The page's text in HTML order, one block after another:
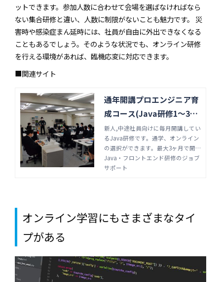
ットできます。参加人数に合わせて会場を選ばなければなら
ない集合研修と違い、人数に制限がないことも魅力です。 災
害時や感染症まん延時には、社員が自由に外出できなくなる
こともあるでしょう。そのような状況でも、オンライン研修
を行える環境があれば、臨機応変に対応できます。
■関連サイト
通年開講プロエンジニア育
成コース(Java研修1～3ヶ
月)
新人,中途社員向けに毎月開講してい
るJava研修です。通学、オンライン
の選択ができます。最大3ヶ月で開
発環境(言語、バージョンアップな
ど)に左右されない基礎知識、開発チ
Java・フロントエンド研修のジョブ
サポート
オンライン学習にもさまざまなタイ
プがある